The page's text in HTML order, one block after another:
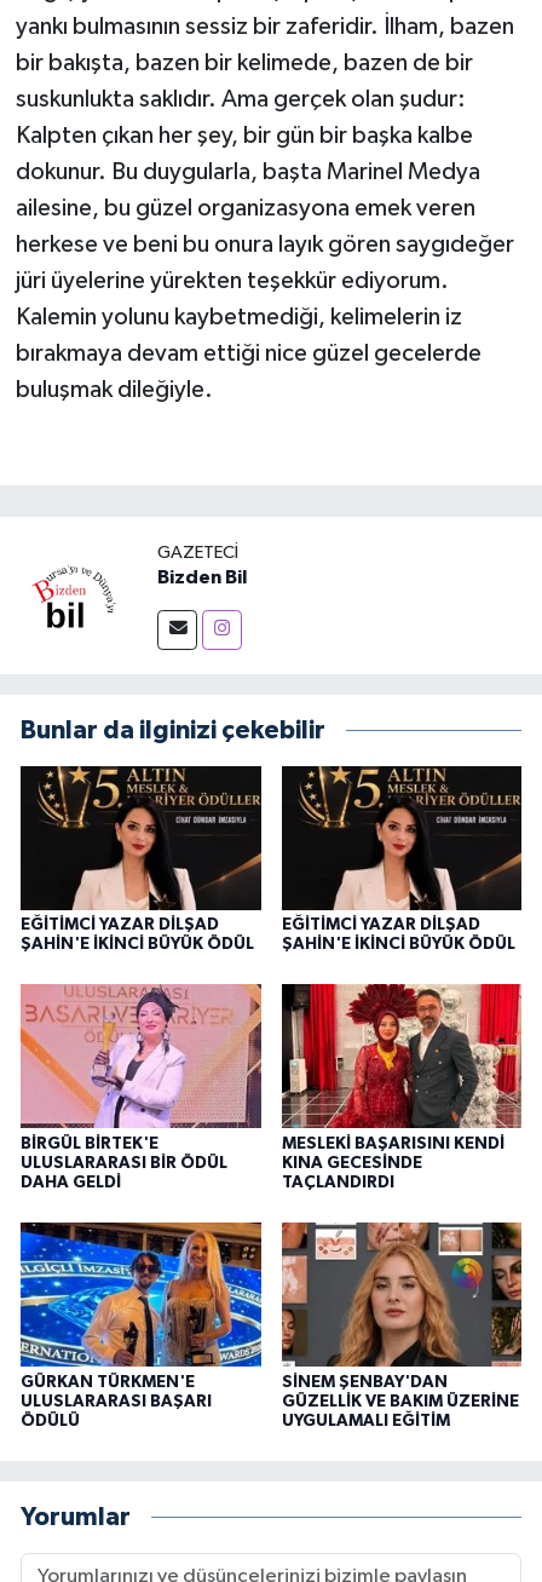
yankı bulmasının sessiz bir zaferidir. İlham, bazen
bir bakışta, bazen bir kelimede, bazen de bir
suskunlukta saklıdır. Ama gerçek olan şudur:
Kalpten çıkan her şey, bir gün bir başka kalbe
dokunur. Bu duygularla, başta Marinel Medya
ailesine, bu güzel organizasyona emek veren
herkese ve beni bu onura layık gören saygıdeğer
jüri üyelerine yürekten teşekkür ediyorum.
Kalemin yolunu kaybetmediği, kelimelerin iz
bırakmaya devam ettiği nice güzel gecelerde
buluşmak dileğiyle.
GAZETECI
Bizden Bil
Bunlar da ilginizi çekebilir
EĞİTİMCİ YAZAR DİLŞAD
ŞAHİN'E İKİNCİ BÜYÜK ÖDÜL
EĞİTİMCİ YAZAR DİLŞAD
ŞAHİN'E İKİNCİ BÜYÜK ÖDÜL
BİRGÜL BİRTEK'E
ULUSLARARASI BİR ÖDÜL
DAHA GELDİ
MESLEKİ BAŞARISINI KENDİ
KINA GECESİNDE
TAÇLANDIRDI
GÜRKAN TÜRKMEN'E
ULUSLARARASI BAŞARI
ÖDÜLÜ
SİNEM ŞENBAY'DAN
GÜZELLİK VE BAKIM ÜZERİNE
UYGULAMALI EĞİTİM
Yorumlar